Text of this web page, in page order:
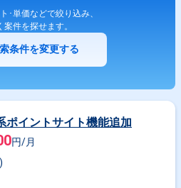
･単価などで絞り込み、
案件を探せます。
条件を変更する
ポイントサイト機能追加
円/月